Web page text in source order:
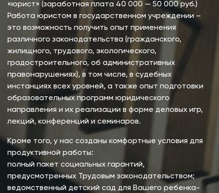
«юрист» (заработная плата 40 000 — 50 000 руб.)
Работа юристом в государственном учреждении –
это возможность получить опыт применения
различного законодательства (гражданского,
жилищного, трудового, экологического,
градостроительного, об административных
правонарушениях), в том числе, в судебных
инстанциях всех уровней, а также опыт подготовки
образовательных программ юридического
направления и их реализации в форме деловых игр,
лекций, конференций и семинаров.
Кроме того, у нас созданы комфортные условия для
продуктивной работы:
полный пакет социальных гарантий,
предусмотренных Трудовым законодательством;
ведомственный детский сад для Вашего ребенка-